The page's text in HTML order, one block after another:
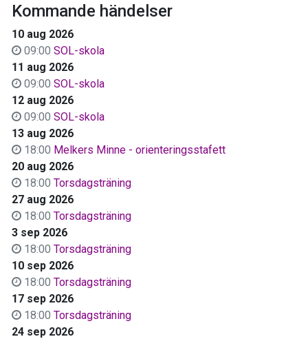
Kommande händelser
10 aug 2026
09:00 SOL-skola
11 aug 2026
09:00 SOL-skola
12 aug 2026
09:00 SOL-skola
13 aug 2026
18:00 Melkers Minne - orienteringsstafett
20 aug 2026
18:00 Torsdagsträning
27 aug 2026
18:00 Torsdagsträning
3 sep 2026
18:00 Torsdagsträning
10 sep 2026
18:00 Torsdagsträning
17 sep 2026
18:00 Torsdagsträning
24 sep 2026